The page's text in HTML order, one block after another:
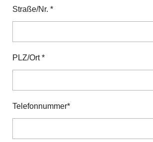
Straße/Nr. *
PLZ/Ort *
Telefonnummer*